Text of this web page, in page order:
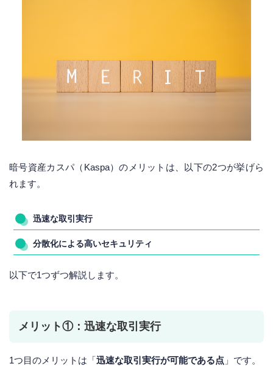
暗号資産カスパ（Kaspa）のメリットは、以下の2つが挙げら
れます。
迅速な取引実行
分散化による高いセキュリティ
以下で1つずつ解説します。
メリット①：迅速な取引実行
1つ目のメリットは「迅速な取引実行が可能である点 」です。